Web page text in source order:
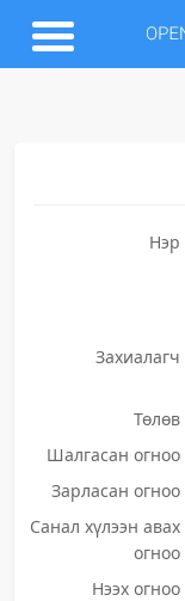
Нэр
Захиалагч
Төлөв
Шалгасан огноо
Зарласан огноо
Санал хүлээн авах
огноо
Нээх огноо